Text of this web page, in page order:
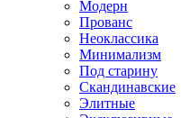
Модерн
Прованс
Неоклассика
Минимализм
Под старину
Скандинавские
Элитные